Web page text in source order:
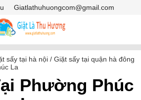
Giatlathuhuongcom@gmail.com
Giảm giá
sấy tại hà nội /Giặt sấy tại quận hà đông
La
Phường Phúc